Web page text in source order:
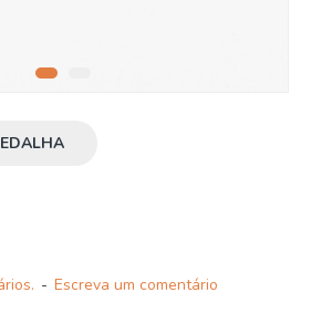
- Escreva um comentário